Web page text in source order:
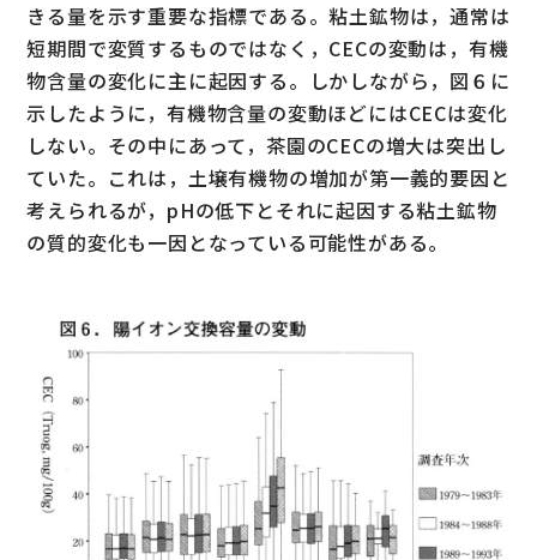
きる量を示す重要な指標である。粘土鉱物は，通常は
短期間で変質するものではなく，CECの変動は，有機
物含量の変化に主に起因する。しかしながら，図６に
示したように，有機物含量の変動ほどにはCECは変化
しない。その中にあって，茶園のCECの増大は突出し
ていた。これは，土壌有機物の増加が第一義的要因と
考えられるが，pHの低下とそれに起因する粘土鉱物
の質的変化も一因となっている可能性がある。